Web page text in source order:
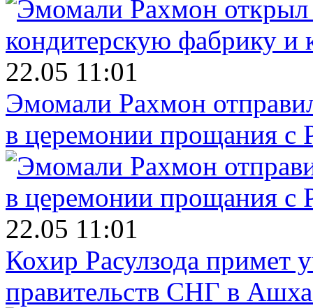
22.05 11:01
Эмомали Рахмон
в церемонии прощания с
22.05 11:01
Кохир Расулзода примет
правительств СНГ в